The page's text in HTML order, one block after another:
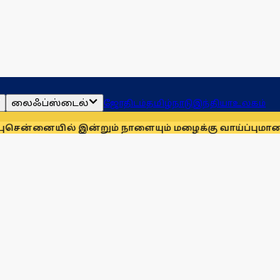
லைஃப்ஸ்டைல் ஜோதிடம்தமிழ்நாடுஇந்தியாஉலகம்
இன்றும் நாளையும் மழைக்கு வாய்ப்பு